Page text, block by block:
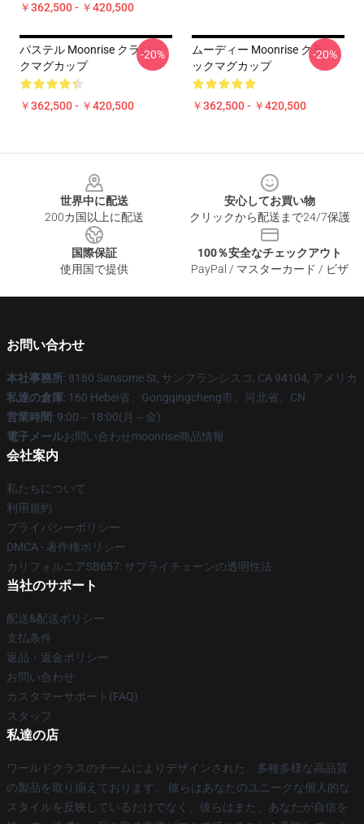
￥362,500 - ￥420,500
パステル Moonrise クラシッ
クマグカップ
￥362,500 - ￥420,500
-20%
ムーディー Moonrise クラシ
ックマグカップ
￥362,500 - ￥420,500
-20%
世界中に配送
200カ国以上に配送
安心してお買い物
クリックから配送まで24/7保護
国際保証
使用国で提供
100％安全なチェックアウト
PayPal / マスターカード / ビザ
お問い合わせ
本社事務所: 8180 Sansome St, サンフランシスコ, CA 94104, アメリカ
私達の倉庫: 160 Hebei省、Gongqingcheng市、河北省、CN
営業時間: 9:00～18:00(月～金)
電子メールお問い合わせmoonrise商品情報
会社案内
私たちについて
利用規約
プライバシーポリシー
DMCA - 著作権ポリシー
カリフォルニアSB657: サプライチェーンの透明性法
当社のサポート
配送&配送ポリシー
支払条件
返品・返金ポリシー
お問い合わせ
カスタマーサポート(FAQ)
スタッフ
私達の店
ワールドクラスのチームによりデザインされた、多種多様な高品質
の製品を取り揃えております。 彼らはあなたのユニークな個人的な
スタイルを反映しているだけでなく、彼らはまた、あなたが自信を